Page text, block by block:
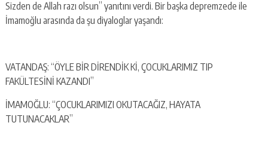
Sizden de Allah razı olsun” yanıtını verdi. Bir başka depremzede ile
İmamoğlu arasında da şu diyaloglar yaşandı:
VATANDAŞ: “ÖYLE BİR DİRENDİK Kİ, ÇOCUKLARIMIZ TIP
FAKÜLTESİNİ KAZANDI”
İMAMOĞLU: “ÇOCUKLARIMIZI OKUTACAĞIZ, HAYATA
TUTUNACAKLAR”